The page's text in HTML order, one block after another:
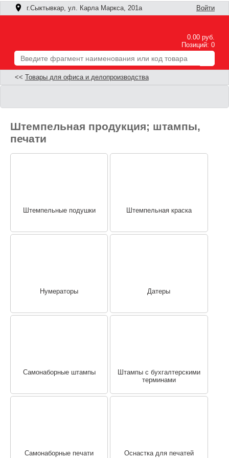
г.Сыктывкар, ул. Карла Маркса, 201а Войти
0.00 руб.
Позиций: 0
<< Товары для офиса и делопроизводства
Штемпельная продукция; штампы,
печати
Штемпельные подушки Штемпельная краска
Нумераторы Датеры
Самонаборные штампы
Штампы с бухгалтерскими
терминами
Самонаборные печати Оснастка для печатей